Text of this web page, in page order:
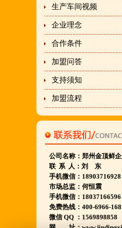
隶属于金
胡羊排餐饮
金顶鲜宁夏特色系
2018年持
有13年
真实
期待
若您
请致电
陕西西安市 宁夏
生产车间视频
企业理念
合作条件
加盟问答
支持须知
加盟流程
公司名称： 郑州金顶鲜
联 系 人：刘 东
手机微信：18903716928
市场总监：何恒震
手机微信：18037166596
免费热线：400-6966-168
微信 QQ ：1569898858